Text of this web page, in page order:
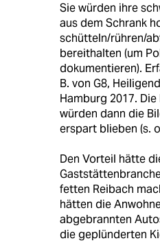
Sie würden ihre
aus dem Schrank
schütteln/rühren/
bereithalten (um
dokumentieren).
B. von G8,
Hamburg 2017.
würden dann die
erspart blieben (s.
Den Vorteil hätte
fetten Reibach
hätten die
abgebrannten
die geplünderten